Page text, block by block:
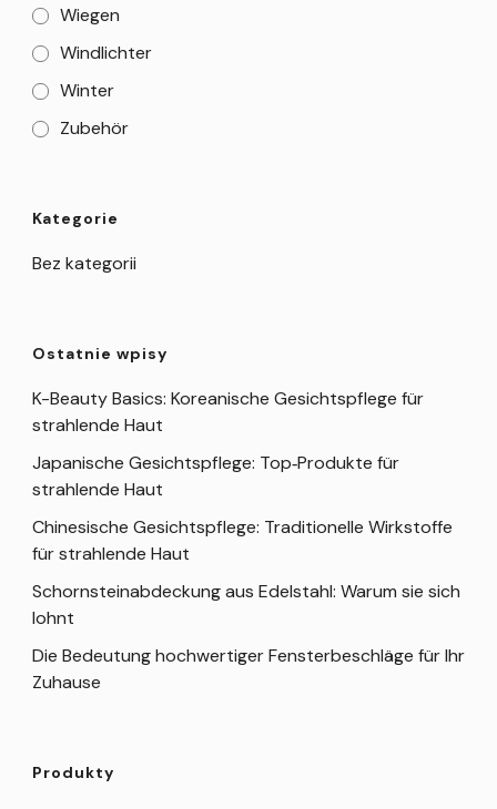
Wiegen
Windlichter
Winter
Zubehör
Kategorie
Bez kategorii
Ostatnie wpisy
K-Beauty Basics: Koreanische Gesichtspflege für
strahlende Haut
Japanische Gesichtspflege: Top‑Produkte für
strahlende Haut
Chinesische Gesichtspflege: Traditionelle Wirkstoffe
für strahlende Haut
Schornsteinabdeckung aus Edelstahl: Warum sie sich
lohnt
Die Bedeutung hochwertiger Fensterbeschläge für Ihr
Zuhause
Produkty